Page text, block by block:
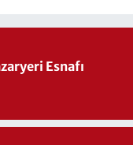
Esnafı